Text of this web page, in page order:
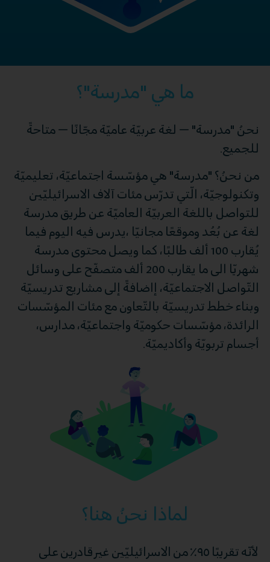
ما هي "مدرسة"؟
نحنُ "مدرسة" – لغة عربيّة عاميّة مجّانًا – متاحةً
للجميع.
من نحنُ؟ "مدرسة" هي مؤسّسة اجتماعيّة، تعليميّة
وتكنولوجيّة، الّتي تدرّس مئات آلاف الاسرائيليّين
للتواصل باللغة العربيّة العاميّة عن طريق مدرسة
لغة عن بُعُد وموقعًا مجانيّا ،يدرس فيه اليوم فيما
يُقارب 100 ألف طالبًا، كما ويصل محتوى مدرسة
شهريّا الى ما يقارب 200 ألف متصفّح على وسائل
التّواصل الاجتماعيّة، إاضافةً إلى مشاريع تدريسيّة
وبناء خطط تدريسيّة بالتّعاون مع مئات المؤسّسات
الرائدة، مؤسّسات حكوميّة واجتماعيّة، مدارس،
أجسام تربويّة وأكاديميّة.
لماذا نحنُ هنا؟
لأنّه تقريبًا ٩٥٪ من الاسرائيليّين غير قادرين على